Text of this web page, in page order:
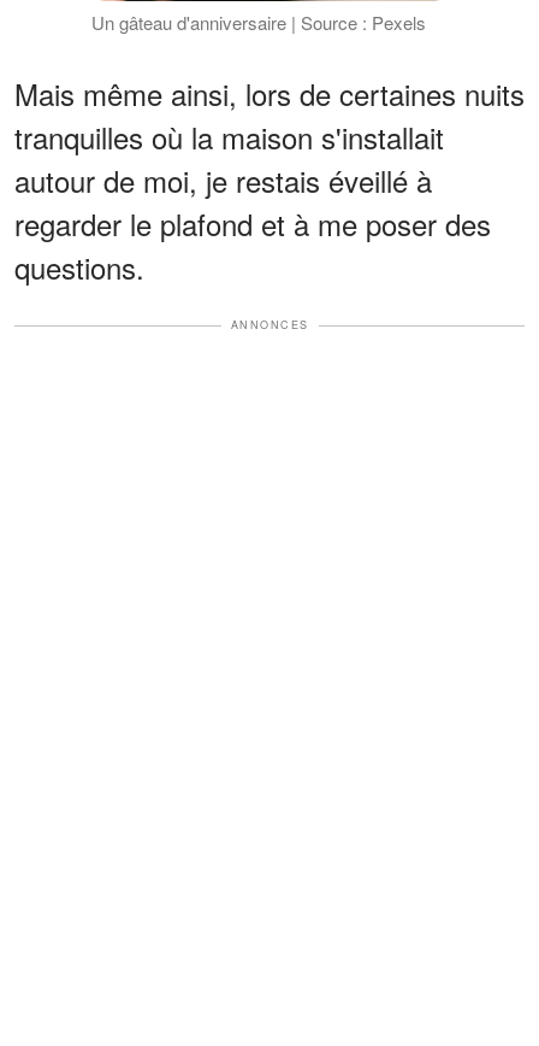
Un gâteau d'anniversaire | Source : Pexels
Mais même ainsi, lors de certaines nuits
tranquilles où la maison s'installait
autour de moi, je restais éveillé à
regarder le plafond et à me poser des
questions.
ANNONCES